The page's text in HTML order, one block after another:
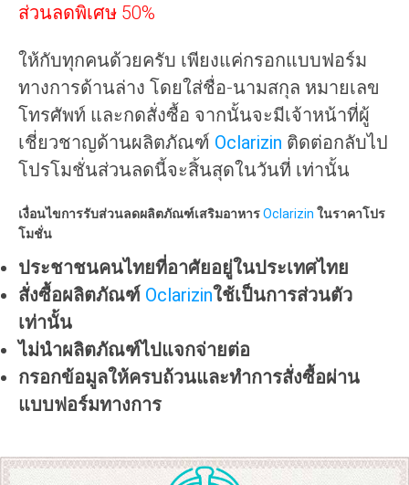
ส่วนลดพิเศษ 50%
ให้กับทุกคนด้วยครับ เพียงแค่กรอกแบบฟอร์ม
ทางการด้านล่าง โดยใส่ชื่อ-นามสกุล หมายเลข
โทรศัพท์ และกดสั่งซื้อ จากนั้นจะมีเจ้าหน้าที่ผู้
เชี่ยวชาญด้านผลิตภัณฑ์ Oclarizin ติดต่อกลับไป
โปรโมชั่นส่วนลดนี้จะสิ้นสุดในวันที่ เท่านั้น
เงื่อนไขการรับส่วนลดผลิตภัณฑ์เสริมอาหารOclarizin ในราคาโปร
โมชั่น
ประชาชนคนไทยที่อาศัยอยู่ในประเทศไทย
สั่งซื้อผลิตภัณฑ์ Oclarizinใช้เป็นการส่วนตัว
เท่านั้น
ไม่นำผลิตภัณฑ์ไปแจกจ่ายต่อ
กรอกข้อมูลให้ครบถ้วนและทำการสั่งซื้อผ่าน
แบบฟอร์มทางการ